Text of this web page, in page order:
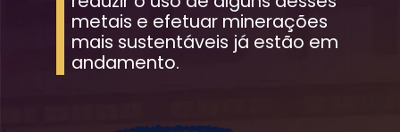
metais e efetuar minerações
mais sustentáveis já estão em
andamento.